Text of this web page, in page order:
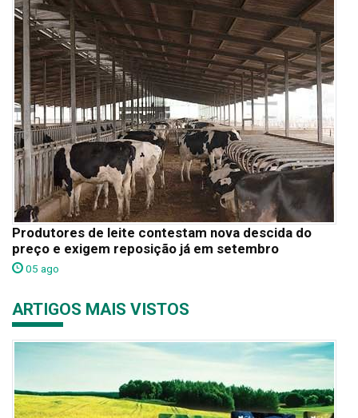
Produtores de leite contestam nova descida do
preço e exigem reposição já em setembro
05 ago
ARTIGOS MAIS VISTOS